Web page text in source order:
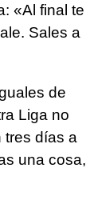
«Al final te
Sales a
de
Liga no
tres días a
una cosa,